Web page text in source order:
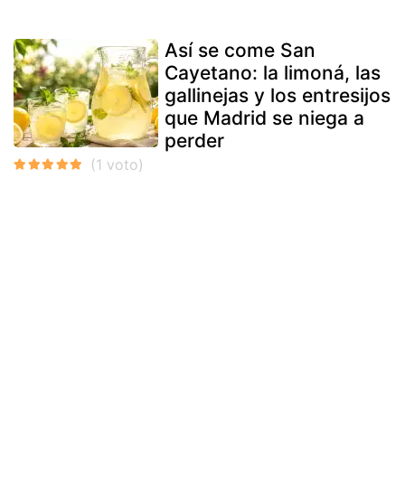
Así se come San
Cayetano: la limoná, las
gallinejas y los entresijos
que Madrid se niega a
perder